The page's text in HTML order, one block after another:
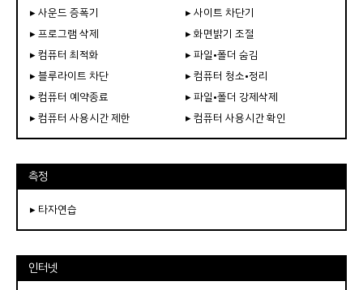
▸ 사운드 증폭기
▸ 사이트 차단기
▸ 프로그램 삭제
▸ 화면밝기 조절
▸ 컴퓨터 최적화
▸ 파일•폴더 숨김
▸ 블루라이트 차단
▸ 컴퓨터 청소•정리
▸ 컴퓨터 예약종료
▸ 파일•폴더 강제삭제
▸ 컴퓨터 사용시간 제한
▸ 컴퓨터 사용시간 확인
측정
▸ 타자연습
인터넷